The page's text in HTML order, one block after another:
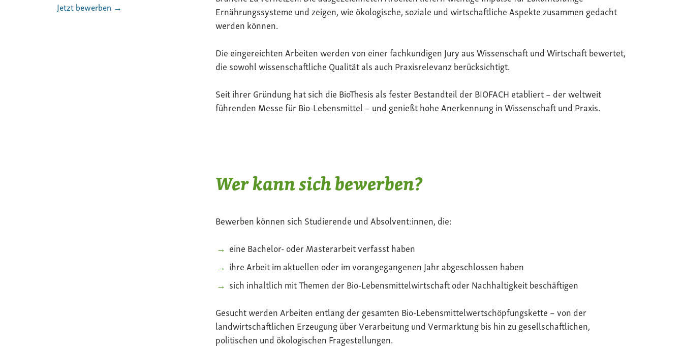
Ernährungssysteme und zeigen, wie ökologische, soziale und wirtschaftliche Aspekte zusammen gedacht
werden können.
Die eingereichten Arbeiten werden von einer fachkundigen Jury aus Wissenschaft und Wirtschaft bewertet,
die sowohl wissenschaftliche Qualität als auch Praxisrelevanz berücksichtigt.
Seit ihrer Gründung hat sich die BioThesis als fester Bestandteil der BIOFACH etabliert – der weltweit
führenden Messe für Bio-Lebensmittel – und genießt hohe Anerkennung in Wissenschaft und Praxis.
Wer kann sich bewerben?
Bewerben können sich Studierende und Absolvent:innen, die:
eine Bachelor- oder Masterarbeit verfasst haben
ihre Arbeit im aktuellen oder im vorangegangenen Jahr abgeschlossen haben
sich inhaltlich mit Themen der Bio-Lebensmittelwirtschaft oder Nachhaltigkeit beschäftigen
Gesucht werden Arbeiten entlang der gesamten Bio-Lebensmittelwertschöpfungskette – von der
landwirtschaftlichen Erzeugung über Verarbeitung und Vermarktung bis hin zu gesellschaftlichen,
politischen und ökologischen Fragestellungen.
Jetzt bewerben →